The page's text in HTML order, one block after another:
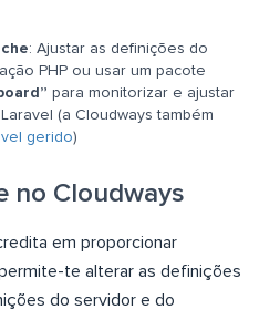
: Ajustar as definições do
PHP ou usar um pacote
para monitorizar e ajustar
(a Cloudways também
gerido)
no Cloudways
em proporcionar
te alterar as definições
do servidor e do